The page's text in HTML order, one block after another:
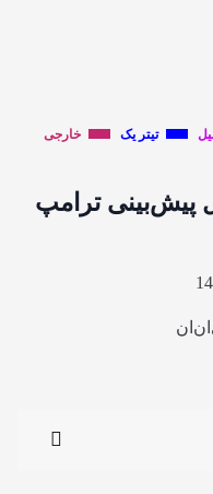
تیتر یک خارجی
پیش‌بینی ترامپ